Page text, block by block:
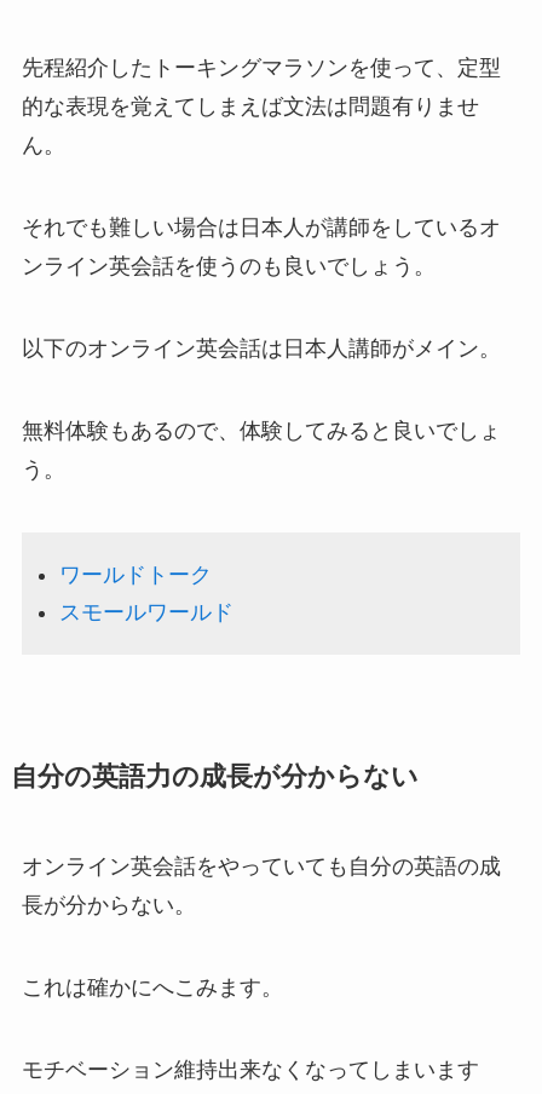
先程紹介したトーキングマラソンを使って、定型
的な表現を覚えてしまえば文法は問題有りませ
ん。
それでも難しい場合は日本人が講師をしているオ
ンライン英会話を使うのも良いでしょう。
以下のオンライン英会話は日本人講師がメイン。
無料体験もあるので、体験してみると良いでしょ
う。
ワールドトーク
スモールワールド
自分の英語力の成長が分からない
オンライン英会話をやっていても自分の英語の成
長が分からない。
これは確かにへこみます。
モチベーション維持出来なくなってしまいます